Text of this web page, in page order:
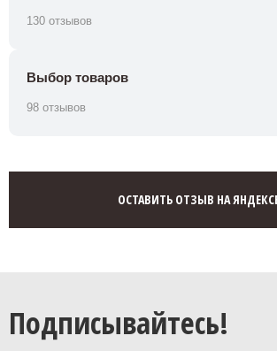
130 отзывов
Выбор товаров
98 отзывов
ОСТАВИТЬ ОТЗЫВ НА
Подписывайтесь!